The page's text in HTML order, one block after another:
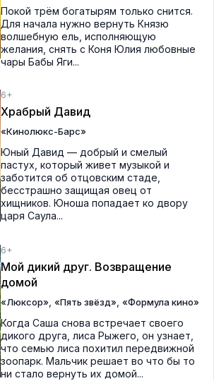
Покой трём богатырям только снится.
Для начала нужно вернуть Князю
волшебную ель, исполняющую
желания, снять с Коня Юлия любовные
чары Бабы Яги...
6+
Храбрый Давид
«Кинолюкс-Барс»
Юный Давид — добрый и смелый
пастух, который живет музыкой и
заботится об отцовским стаде,
бесстрашно защищая овец от
хищников. Юноша попадает ко двору
царя Саула...
6+
Мой дикий друг. Возвращение
домой
«Люксор» «Пять звёзд» «Формула кино»
Когда Саша снова встречает своего
дикого друга, лиса Рыжего, он узнает,
что семью лиса похитил передвижной
зоопарк. Мальчик решает во что бы то
ни стало вернуть их домой...